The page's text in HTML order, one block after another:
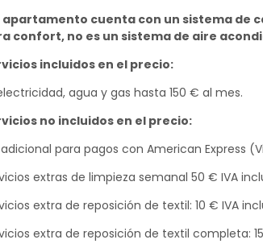
apartamento cuenta con un sistema de
confort, no es un sistema de aire
incluidos en el precio:
agua y gas hasta 150 € al mes.
no incluidos en el precio:
adicional para pagos con American Express
extras de limpieza semanal 50 € IVA
extra de reposición de textil: 10 € IVA
extra de reposición de textil completa: